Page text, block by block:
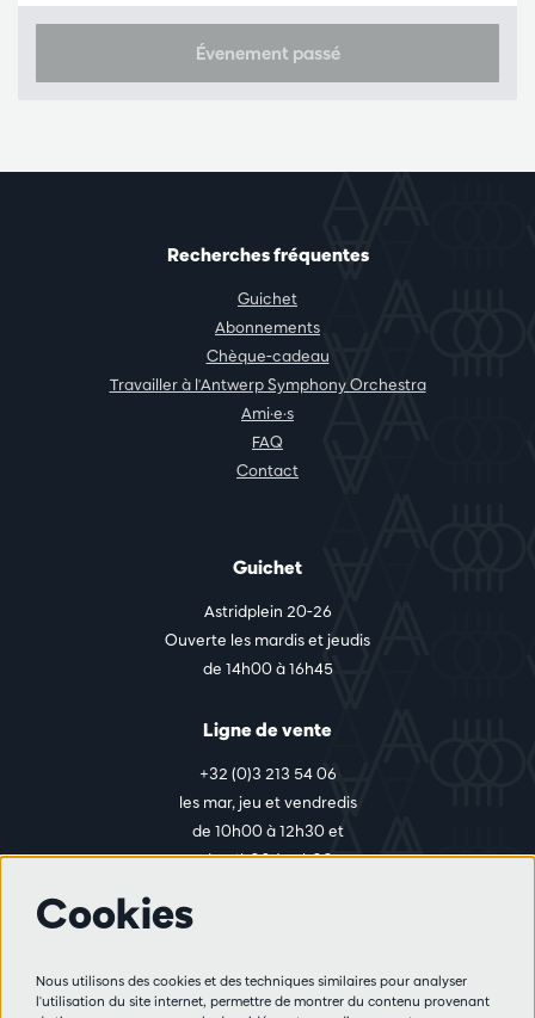
Évenement passé
Recherches fréquentes
Guichet
Abonnements
Chèque-cadeau
Travailler à l'Antwerp Symphony Orchestra
Ami·e·s
FAQ
Contact
Guichet
Astridplein 20-26
Ouverte les mardis et jeudis
de 14h00 à 16h45
Ligne de vente
+32 (0)3 213 54 06
les mar, jeu et vendredis
de 10h00 à 12h30 et
de 14h00 à 17h00
Règlement des visiteurs
Cookies
Nous utilisons des cookies et des techniques similaires pour analyser
l'utilisation du site internet, permettre de montrer du contenu provenant